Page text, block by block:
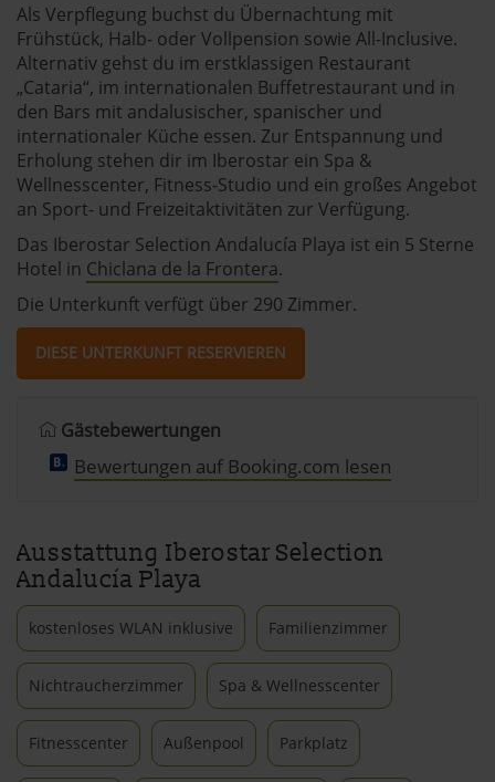
Als Verpflegung buchst du Übernachtung mit
Frühstück, Halb- oder Vollpension sowie All-Inclusive.
Alternativ gehst du im erstklassigen Restaurant
„Cataria“, im internationalen Buffetrestaurant und in
den Bars mit andalusischer, spanischer und
internationaler Küche essen. Zur Entspannung und
Erholung stehen dir im Iberostar ein Spa &
Wellnesscenter, Fitness-Studio und ein großes Angebot
an Sport- und Freizeitaktivitäten zur Verfügung.
Das Iberostar Selection Andalucía Playa ist ein 5 Sterne
Hotel in Chiclana de la Frontera.
Die Unterkunft verfügt über 290 Zimmer.
DIESE UNTERKUNFT RESERVIEREN
Gästebewertungen
Bewertungen auf Booking.com lesen
Ausstattung Iberostar Selection
Andalucía Playa
kostenloses WLAN inklusive Familienzimmer
Nichtraucherzimmer Spa & Wellnesscenter
Fitnesscenter Außenpool Parkplatz